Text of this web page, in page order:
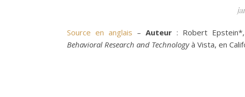
Source en anglais – Auteur : Robert
Behavioral Research and Technologyà Vista, en